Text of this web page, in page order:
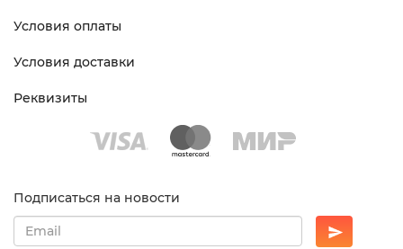
Условия оплаты
Условия доставки
Реквизиты
Подписаться на новости